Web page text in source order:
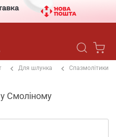
Для шлунка Спазмолітики
Смоліному